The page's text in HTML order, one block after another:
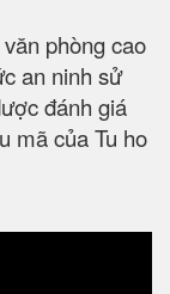
phòng cao
an ninh sử
đánh giá
mã của Tu ho